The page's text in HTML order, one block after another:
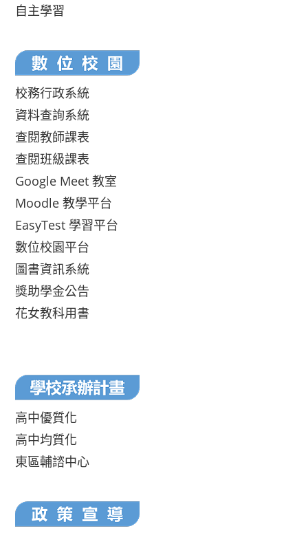
自主學習
校務行政系統
資料查詢系統
查閱教師課表
查閱班級課表
Google Meet 教室
Moodle 教學平台
EasyTest 學習平台
數位校園平台
圖書資訊系統
獎助學金公告
花女教科用書
高中優質化
高中均質化
東區輔諮中心